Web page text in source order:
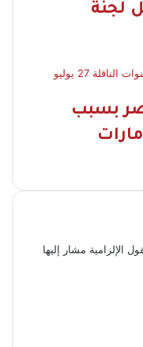
لجنة
بسبب
الإلزامية مشار إليها